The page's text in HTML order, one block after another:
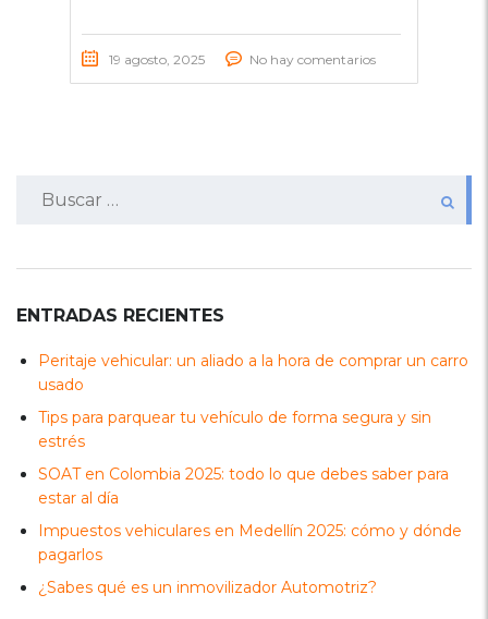
19 agosto, 2025 No hay comentarios
ENTRADAS RECIENTES
Peritaje vehicular: un aliado a la hora de comprar un carro
usado
Tips para parquear tu vehículo de forma segura y sin
estrés
SOAT en Colombia 2025: todo lo que debes saber para
estar al día
Impuestos vehiculares en Medellín 2025: cómo y dónde
pagarlos
¿Sabes qué es un inmovilizador Automotriz?